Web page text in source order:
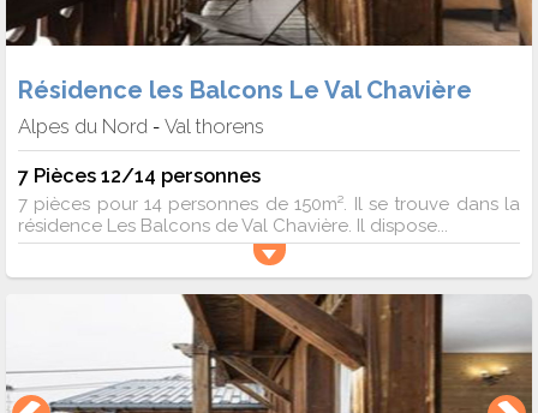
Résidence les Balcons Le Val Chavière
Alpes du Nord - Val thorens
7 Pièces 12/14 personnes
7 pièces pour 14 personnes de 150m². Il se trouve dans la
résidence Les Balcons de Val Chavière. Il dispose...